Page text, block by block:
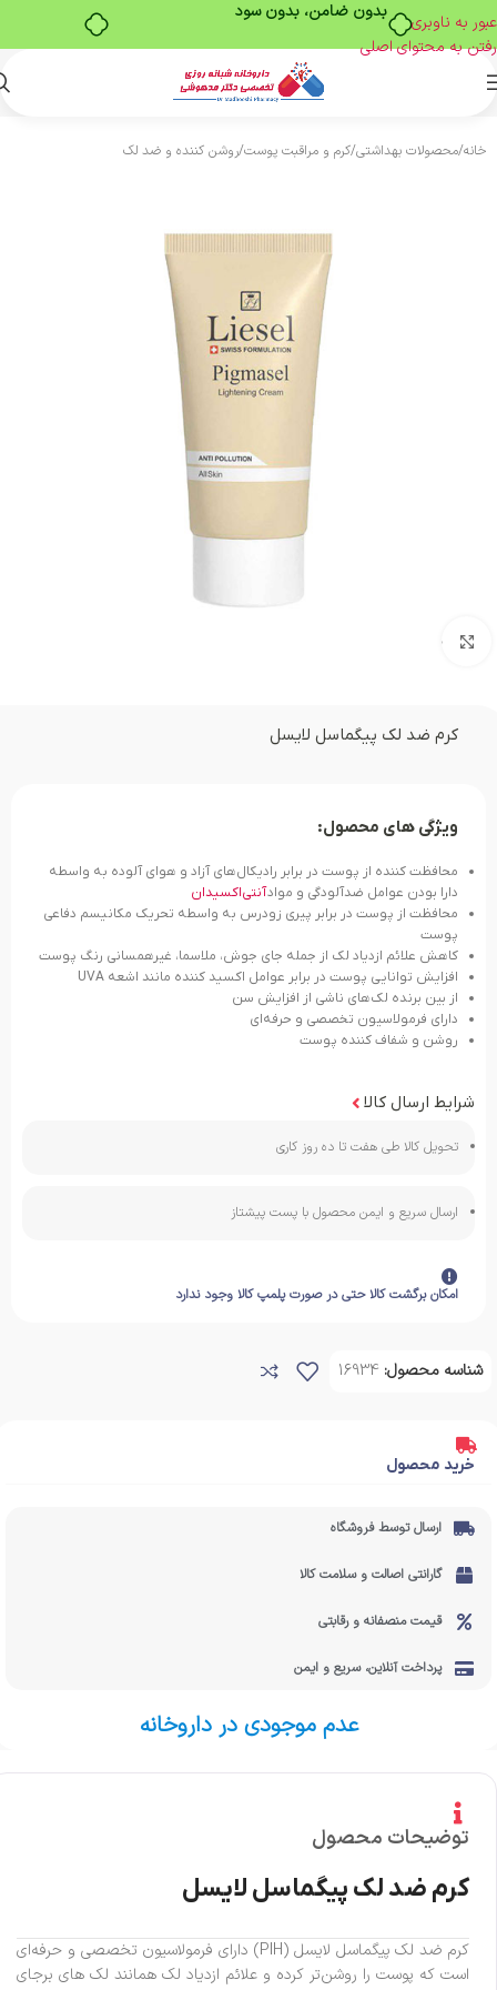
بدون ضامن، بدون سود
عبور به ناوبری
رفتن به محتوای اصلی
خانه/محصولات بهداشتی/کرم و مراقبت پوست/روشن کننده و ضد لک
بزرگنمایی تصویر
کرم ضد لک پیگماسل لایسل
ویژگی های محصول:
محافظت کننده از پوست در برابر رادیکال‌های آزاد و هوای آلوده به واسطه
دارا بودن عوامل ضدآلودگی و موادآنتی‌اکسیدان
محافظت از پوست در برابر پیری زودرس به واسطه تحریک مکانیسم دفاعی
پوست
کاهش علائم ازدیاد لک از جمله جای جوش، ملاسما، غیرهمسانی رنگ پوست
افزایش توانایی پوست در برابر عوامل اکسید کننده مانند اشعه UVA
از بین برنده لک‌های ناشی از افزایش سن
دارای فرمولاسیون تخصصی و حرفه‌ای
روشن و شفاف کننده پوست
شرایط ارسال کالا
تحویل کالا طی هفت تا ده روز کاری
ارسال سریع و ایمن محصول با پست پیشتاز
امکان برگشت کالا حتی در صورت پلمپ کالا وجود ندارد
شناسه محصول: 16934
خرید محصول
ارسال توسط فروشگاه
گارانتی اصالت و سلامت کالا
قیمت منصفانه و رقابتی
پرداخت آنلاین، سریع و ایمن
عدم موجودی در داروخانه
توضیحات محصول
کرم ضد لک پیگماسل لایسل
کرم ضد لک پیگماسل لایسل (PIH) دارای فرمولاسیون تخصصی و حرفه‌ای
است که پوست را روشن‌تر کرده و علائم ازدیاد لک همانند لک های برجای